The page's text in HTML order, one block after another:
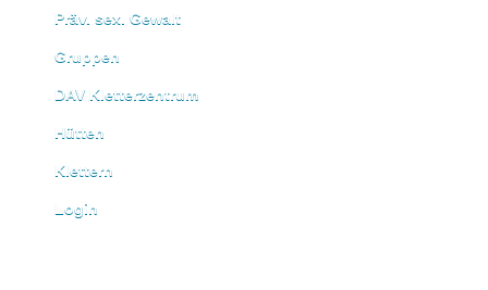
Präv. sex. Gewalt
Gruppen
DAV Kletterzentrum
Hütten
Klettern
Login